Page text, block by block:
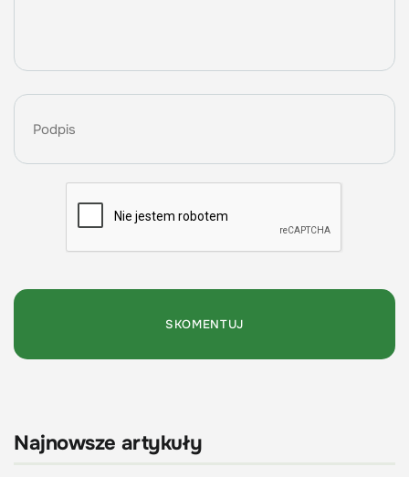
Najnowsze artykuły